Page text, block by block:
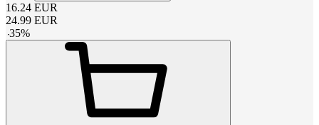
16.24 EUR
24.99 EUR
-35%